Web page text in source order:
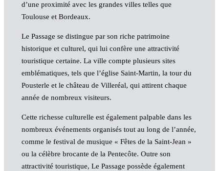
d’une proximité avec les grandes villes telles que
Toulouse et Bordeaux.
Le Passage se distingue par son riche patrimoine
historique et culturel, qui lui confère une attractivité
touristique certaine. La ville compte plusieurs sites
emblématiques, tels que l’église Saint-Martin, la tour du
Pousterle et le château de Villeréal, qui attirent chaque
année de nombreux visiteurs.
Cette richesse culturelle est également palpable dans les
nombreux événements organisés tout au long de l’année,
comme le festival de musique « Fêtes de la Saint-Jean »
ou la célèbre brocante de la Pentecôte. Outre son
attractivité touristique, Le Passage possède également